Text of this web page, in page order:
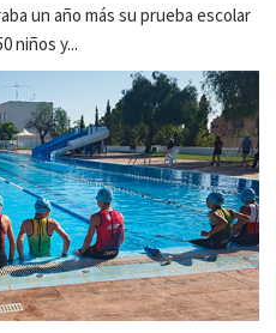
un año más su prueba escolar
niños y...